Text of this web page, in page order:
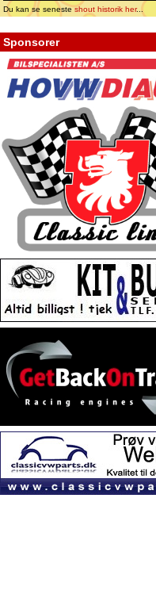
Du kan se senesteshout historik her...
Sponsorer